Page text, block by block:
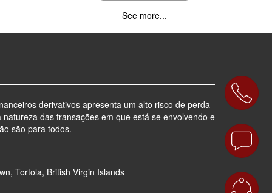
See more...
derivativos apresenta um alto risco de perda
das transações em que está se envolvendo e
são para todos.
Tortola, British Virgin Islands